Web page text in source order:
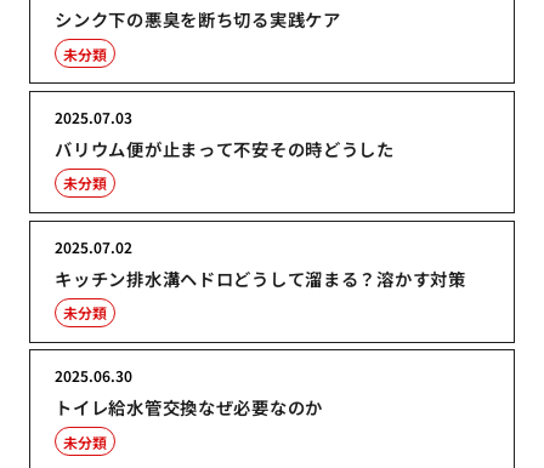
シンク下の悪臭を断ち切る実践ケア
未分類
バリウム便が止まって不安その時どうした
2025.07.03
未分類
キッチン排水溝ヘドロどうして溜まる？溶かす対策
2025.07.02
未分類
トイレ給水管交換なぜ必要なのか
2025.06.30
未分類